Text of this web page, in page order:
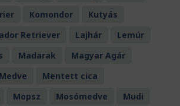
Komondor
Kutyás
Retriever Lajhár
Lemúr
Madarak
Magyar Agár
Medve
Mentett cica
Mopsz Mosómedve
Mudi